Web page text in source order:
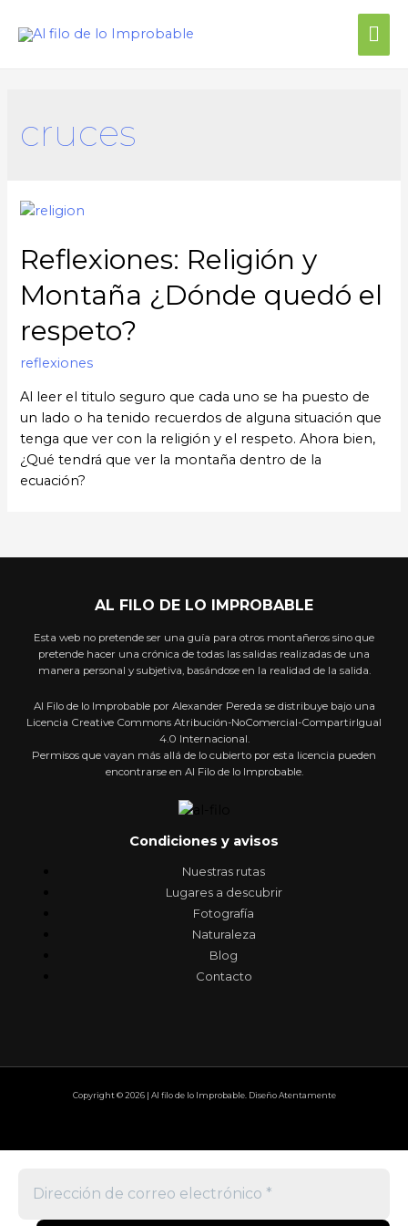
cruces
Reflexiones: Religión y
Montaña ¿Dónde quedó el
respeto?
reflexiones
Al leer el titulo seguro que cada uno se ha puesto de
un lado o ha tenido recuerdos de alguna situación que
tenga que ver con la religión y el respeto. Ahora bien,
¿Qué tendrá que ver la montaña dentro de la
ecuación?
AL FILO DE LO IMPROBABLE
Esta web no pretende ser una guía para otros montañeros sino que
pretende hacer una crónica de todas las salidas realizadas de una
manera personal y subjetiva, basándose en la realidad de la salida.
Al Filo de lo Improbable por Alexander Pereda se distribuye bajo una
Licencia Creative Commons Atribución-NoComercial-CompartirIgual
4.0 Internacional.
Permisos que vayan más allá de lo cubierto por esta licencia pueden
encontrarse en Al Filo de lo Improbable.
Condiciones y avisos
Nuestras rutas
Lugares a descubrir
Fotografía
Naturaleza
Blog
Contacto
Copyright © 2026 | Al filo de lo Improbable. Diseño Atentamente